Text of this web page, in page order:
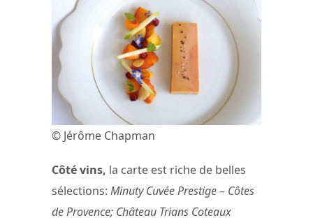
© Jérôme Chapman
Côté vins, la carte est riche de belles
sélections: Minuty Cuvée Prestige – Côtes
de Provence; Château Trians Coteaux